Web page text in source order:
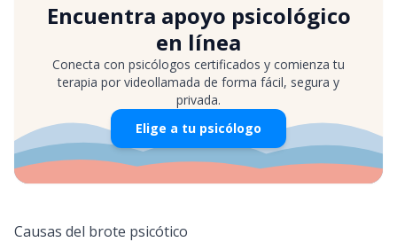
Encuentra apoyo psicológico
en línea
Conecta con psicólogos certificados y comienza tu
terapia por videollamada de forma fácil, segura y
privada.
Elige a tu psicólogo
Causas del brote psicótico